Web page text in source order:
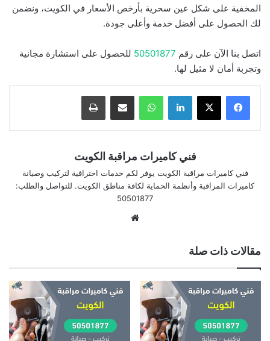
المخفية على شكل عين سحرية بأرخص الأسعار في الكويت، ونضمن
لك الحصول على أفضل خدمة وأعلى جودة.
اتصل بنا الآن على رقم 50501877 للحصول على استشارة مجانية
وتجربة أمان لا مثيل لها.
لينكدإن واتساب مشاركة بالبريد الإلكترونيطباعة
فني كاميرات مراقبة الكويت
فني كاميرات مراقبة الكويت يوفر لكم خدمات احترافية لتركيب وصيانة
كاميرات المراقبة وأنظمة الحماية لكافة مناطق الكويت. للتواصل والطلب:
50501877
مقالات ذات صلة